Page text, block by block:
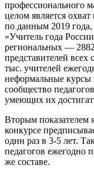
профессионального
целом является
по данным 2019
«Учитель года
региональных —
представителей
тыс. учителей
неформальные курсы
сообщество
умеющих их
Вторым показателем
конкурсе
один раз в 3-5 лет.
педагогов ежегодно
же составе.